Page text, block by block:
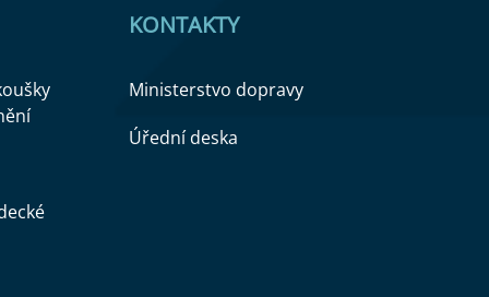
KONTAKTY
Ministerstvo dopravy
Úřední deska